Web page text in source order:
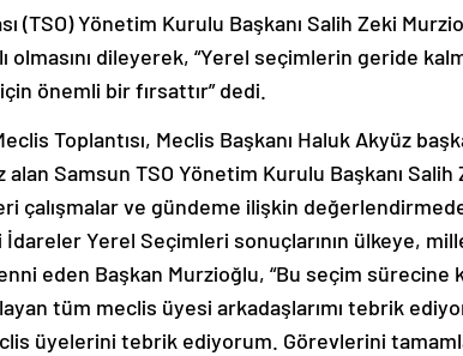
(TSO) Yönetim Kurulu Başkanı Salih Zeki
olmasını dileyerek, “Yerel seçimlerin geride
önemli bir fırsattır” dedi.
Toplantısı, Meclis Başkanı Haluk Akyüz
Samsun TSO Yönetim Kurulu Başkanı Salih
çalışmalar ve gündeme ilişkin
İdareler Yerel Seçimleri sonuçlarının ülkeye,
eden Başkan Murzioğlu, “Bu seçim sürecine
tüm meclis üyesi arkadaşlarımı tebrik
üyelerini tebrik ediyorum. Görevlerini